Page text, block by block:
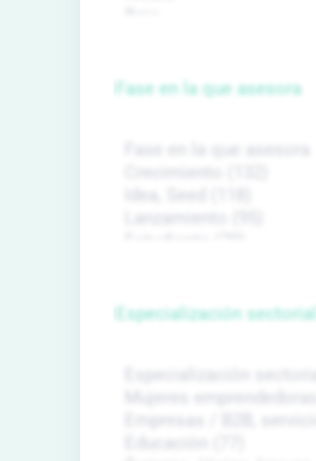
Fase en la que asesora
Especialización sectorial